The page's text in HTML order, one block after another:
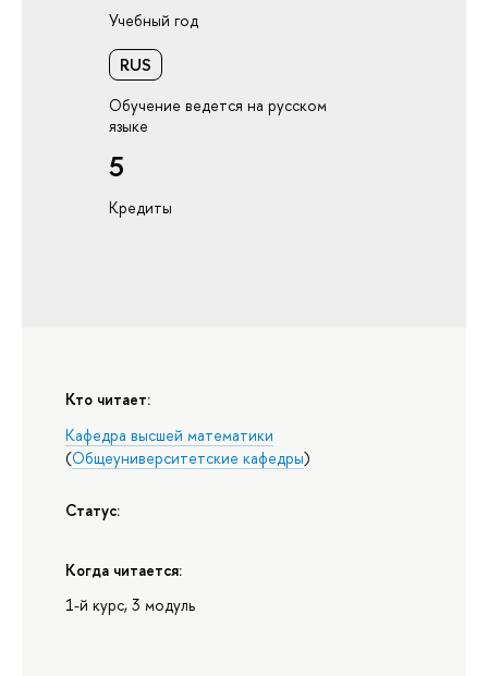
Учебный год
RUS
Обучение ведется на русском
языке
5
Кредиты
Кто читает:
Кафедра высшей математики
(Общеуниверситетские кафедры)
Статус:
Когда читается:
1-й курс, 3 модуль